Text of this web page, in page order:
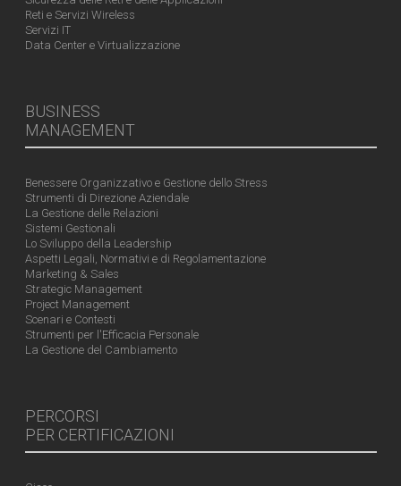
Reti e Servizi Wireless
Servizi IT
Data Center e Virtualizzazione
BUSINESS
MANAGEMENT
Benessere Organizzativo e Gestione dello Stress
Strumenti di Direzione Aziendale
La Gestione delle Relazioni
Sistemi Gestionali
Lo Sviluppo della Leadership
Aspetti Legali, Normativi e di Regolamentazione
Marketing & Sales
Strategic Management
Project Management
Scenari e Contesti
Strumenti per l'Efficacia Personale
La Gestione del Cambiamento
PERCORSI
PER CERTIFICAZIONI